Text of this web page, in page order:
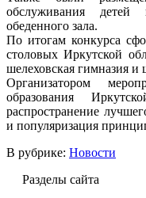
обслуживания
обеденного зала.
По итогам конкурса
столовых Иркутской
шелеховская гимназия
Организатором
образования
распространение
и популяризация
В рубрике: Новости
Разделы сайта